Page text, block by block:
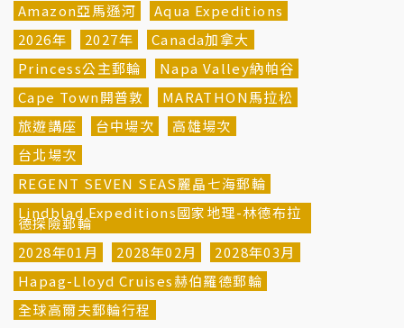
Amazon亞馬遜河
Aqua Expeditions
2026年
2027年
Canada加拿大
Princess公主郵輪
Napa Valley納帕谷
Cape Town開普敦
MARATHON馬拉松
旅遊講座
台中場次
高雄場次
台北場次
REGENT SEVEN SEAS麗晶七海郵輪
Lindblad Expeditions國家地理-林德布拉
德探險郵輪
2028年01月
2028年02月
2028年03月
Hapag-Lloyd Cruises赫伯羅德郵輪
全球高爾夫郵輪行程